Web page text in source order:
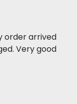
order arrived
Very good